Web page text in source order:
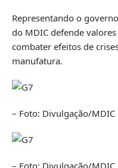
Representando o
do MDIC defende
combater efeitos de
manufatura.
– Foto: Divulgação/MDIC